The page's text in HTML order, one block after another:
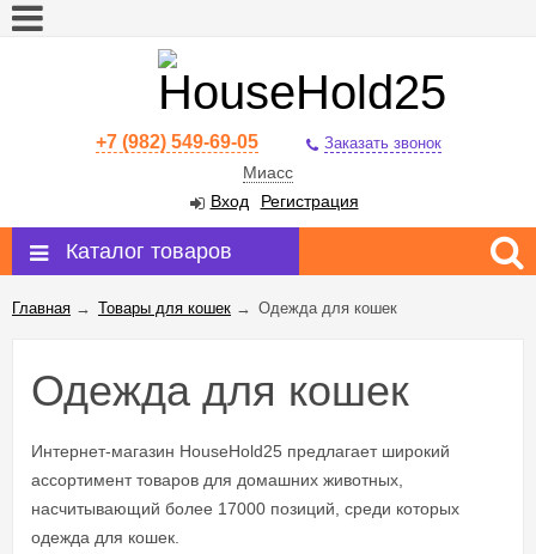
+7 (982) 549-69-05 Заказать звонок
Миасс
Вход
Регистрация
Каталог товаров
Главная → Товары для кошек → Одежда для кошек
Одежда для кошек
Интернет-магазин HouseHold25 предлагает широкий
ассортимент товаров для домашних животных,
насчитывающий более 17000 позиций, среди которых
одежда для кошек.